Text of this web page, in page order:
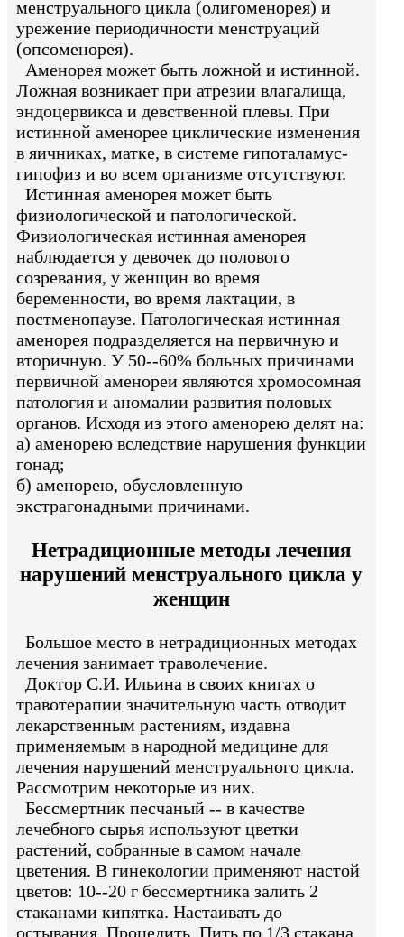
менструального цикла (олигоменорея) и
урежение периодичности менструаций
(опсоменорея).
Аменорея может быть ложной и истинной.
Ложная возникает при атрезии влагалища,
эндоцервикса и девственной плевы. При
истинной аменорее циклические изменения
в яичниках, матке, в системе гипоталамус-
гипофиз и во всем организме отсутствуют.
Истинная аменорея может быть
физиологической и патологической.
Физиологическая истинная аменорея
наблюдается у девочек до полового
созревания, у женщин во время
беременности, во время лактации, в
постменопаузе. Патологическая истинная
аменорея подразделяется на первичную и
вторичную. У 50--60% больных причинами
первичной аменореи являются хромосомная
патология и аномалии развития половых
органов. Исходя из этого аменорею делят на:
а) аменорею вследствие нарушения функции
гонад;
б) аменорею, обусловленную
экстрагонадными причинами.
Нетрадиционные методы лечения
нарушений менструального цикла у
женщин
Большое место в нетрадиционных методах
лечения занимает траволечение.
Доктор С.И. Ильина в своих книгах о
травотерапии значительную часть отводит
лекарственным растениям, издавна
применяемым в народной медицине для
лечения нарушений менструального цикла.
Рассмотрим некоторые из них.
Бессмертник песчаный -- в качестве
лечебного сырья используют цветки
растений, собранные в самом начале
цветения. В гинекологии применяют настой
цветов: 10--20 г бессмертника залить 2
стаканами кипятка. Настаивать до
остывания. Процедить. Пить по 1/3 стакана